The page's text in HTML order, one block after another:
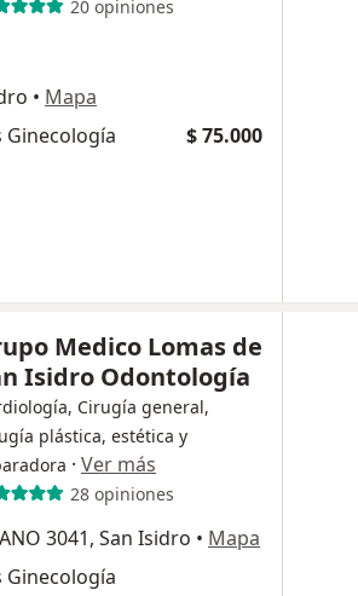
20 opiniones
• Mapa
Ginecología
$ 75.000
Medico Lomas de
Isidro Odontología
Cirugía general,
plástica, estética y
· Ver más
28 opiniones
3041, San Isidro • Mapa
Ginecología